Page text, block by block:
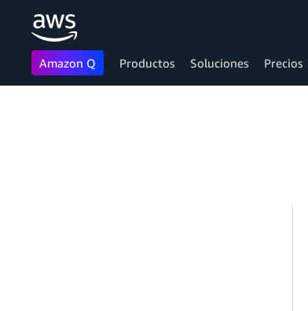
Amazon Q Productos Soluciones Precios